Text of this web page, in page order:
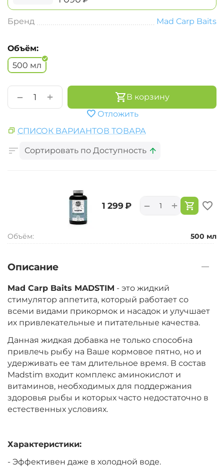
Бренд Mad Carp Baits
Объём:
500 мл
+
−
В корзину
Отложить
СПИСОК ВАРИАНТОВ ТОВАРА
Сортировать по Доступность
‍1 299‍ ₽ +
−
Объём: 500 мл
Описание
Mad Carp Baits MADSTIM - это жидкий
стимулятор аппетита, который работает со
всеми видами прикормок и насадок и улучшает
их привлекательные и питательные качества.
Данная жидкая добавка не только способна
привлечь рыбу на Ваше кормовое пятно, но и
удерживать ее там длительное время. В состав
Madstim входит комплекс аминокислот и
витаминов, необходимых для поддержания
здоровья рыбы и которых часто недостаточно в
естественных условиях.
Характеристики:
- Эффективен даже в холодной воде.